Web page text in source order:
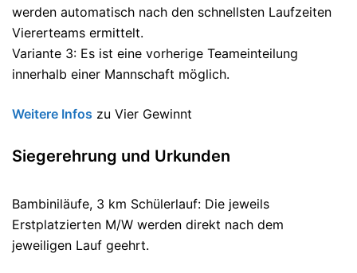
werden automatisch nach den schnellsten Laufzeiten
Viererteams ermittelt.
Variante 3: Es ist eine vorherige Teameinteilung
innerhalb einer Mannschaft möglich.
Weitere Infos zu Vier Gewinnt
Siegerehrung und Urkunden
Bambiniläufe, 3 km Schülerlauf: Die jeweils
Erstplatzierten M/W werden direkt nach dem
jeweiligen Lauf geehrt.